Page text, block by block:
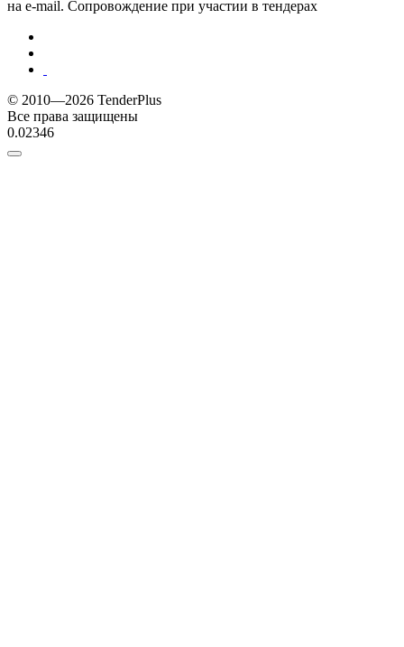
на e-mail. Сопровождение при участии в тендерах
© 2010—2026 TenderPlus
Все права защищены
0.02346